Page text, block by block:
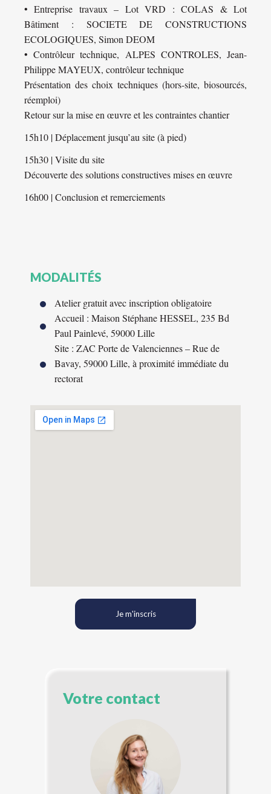
• Entreprise travaux – Lot VRD : COLAS & Lot
Bâtiment : SOCIETE DE CONSTRUCTIONS
ECOLOGIQUES, Simon DEOM
• Contrôleur technique, ALPES CONTROLES, Jean-
Philippe MAYEUX, contrôleur technique
Présentation des choix techniques (hors-site, biosourcés,
réemploi)
Retour sur la mise en œuvre et les contraintes chantier
15h10 | Déplacement jusqu’au site (à pied)
15h30 | Visite du site
Découverte des solutions constructives mises en œuvre
16h00 | Conclusion et remerciements
MODALITÉS
Atelier gratuit avec inscription obligatoire
Accueil : Maison Stéphane HESSEL, 235 Bd
Paul Painlevé, 59000 Lille
Site : ZAC Porte de Valenciennes – Rue de
Bavay, 59000 Lille, à proximité immédiate du
rectorat
Je m'inscris
Votre contact